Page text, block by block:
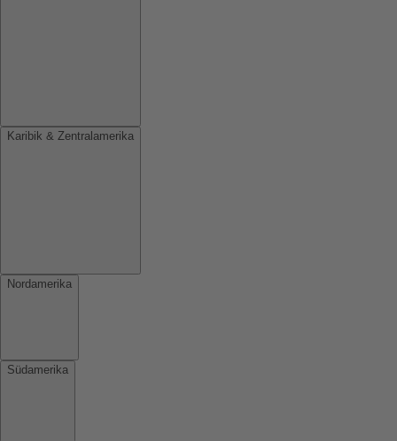
Karibik & Zentralamerika
Nordamerika
Südamerika